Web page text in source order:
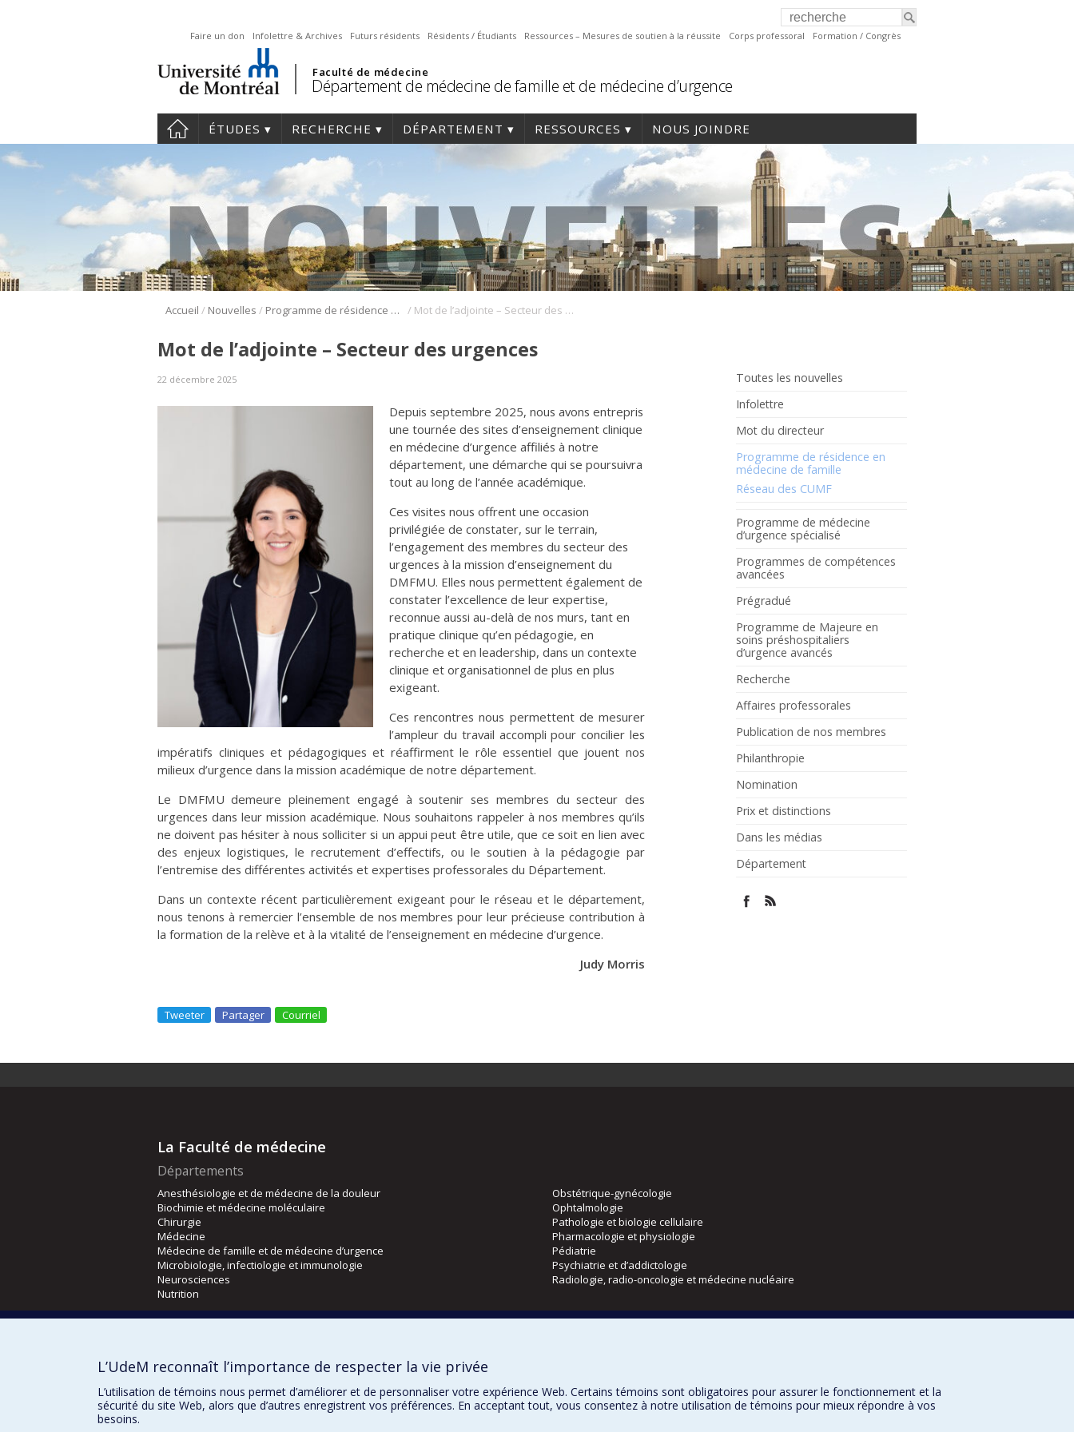
Faire un don Infolettre & Archives Futurs résidents Résidents / Étudiants Ressources – Mesures de soutien à la réussite Corps professoral Formation / Congrès
Faculté de médecine
Département de médecine de famille et de médecine d’urgence
ÉTUDES RECHERCHE DÉPARTEMENT RESSOURCES NOUS JOINDRE
Accueil / Nouvelles / Programme de résidence en médecine de famille / Mot de l’adjointe – Secteur des urgences
Toutes les nouvelles
Infolettre
Mot du directeur
Programme de résidence en
médecine de famille
Réseau des CUMF
Programme de médecine
d’urgence spécialisé
Programmes de compétences
avancées
Prégradué
Programme de Majeure en
soins préshospitaliers
d’urgence avancés
Recherche
Affaires professorales
Publication de nos membres
Philanthropie
Nomination
Prix et distinctions
Dans les médias
Département
Mot de l’adjointe – Secteur des urgences
22 décembre 2025
Depuis septembre 2025, nous avons entrepris
une tournée des sites d’enseignement clinique
en médecine d’urgence affiliés à notre
département, une démarche qui se poursuivra
tout au long de l’année académique.
Ces visites nous offrent une occasion
privilégiée de constater, sur le terrain,
l’engagement des membres du secteur des
urgences à la mission d’enseignement du
DMFMU. Elles nous permettent également de
constater l’excellence de leur expertise,
reconnue aussi au-delà de nos murs, tant en
pratique clinique qu’en pédagogie, en
recherche et en leadership, dans un contexte
clinique et organisationnel de plus en plus
exigeant.
Ces rencontres nous permettent de mesurer
l’ampleur du travail accompli pour concilier les
impératifs cliniques et pédagogiques et réaffirment le rôle essentiel que jouent nos
milieux d’urgence dans la mission académique de notre département.
Le DMFMU demeure pleinement engagé à soutenir ses membres du secteur des
urgences dans leur mission académique. Nous souhaitons rappeler à nos membres qu’ils
ne doivent pas hésiter à nous solliciter si un appui peut être utile, que ce soit en lien avec
des enjeux logistiques, le recrutement d’effectifs, ou le soutien à la pédagogie par
l’entremise des différentes activités et expertises professorales du Département.
Dans un contexte récent particulièrement exigeant pour le réseau et le département,
nous tenons à remercier l’ensemble de nos membres pour leur précieuse contribution à
la formation de la relève et à la vitalité de l’enseignement en médecine d’urgence.
Judy Morris
Tweeter Partager Courriel
La Faculté de médecine
Départements
Anesthésiologie et de médecine de la douleur
Biochimie et médecine moléculaire
Chirurgie
Médecine
Médecine de famille et de médecine d’urgence
Microbiologie, infectiologie et immunologie
Neurosciences
Nutrition
Obstétrique-gynécologie
Ophtalmologie
Pathologie et biologie cellulaire
Pharmacologie et physiologie
Pédiatrie
Psychiatrie et d’addictologie
Radiologie, radio-oncologie et médecine nucléaire
Orthophonie et audiologie
L’UdeM reconnaît l’importance de respecter la vie privée
L’utilisation de témoins nous permet d’améliorer et de personnaliser votre expérience Web. Certains témoins sont obligatoires pour assurer le fonctionnement et la
sécurité du site Web, alors que d’autres enregistrent vos préférences. En acceptant tout, vous consentez à notre utilisation de témoins pour mieux répondre à vos
besoins.